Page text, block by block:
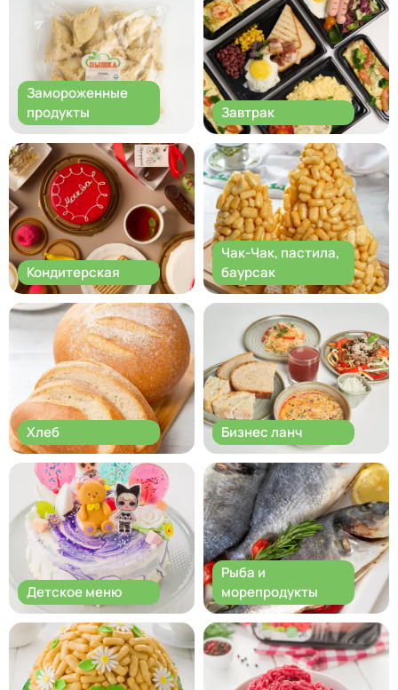
Замороженные
продукты
Завтрак
Кондитерская
Чак-Чак, пастила,
баурсак
Хлеб Бизнес ланч
Детское меню
Рыба и
морепродукты